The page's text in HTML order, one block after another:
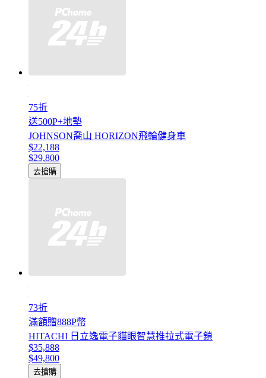
75折
送500P+地墊
JOHNSON喬山 HORIZON飛輪健身車
$22,188
$29,800
去搶購
73折
滿額贈888P幣
HITACHI 日立逸電子貓眼智慧推拉式電子鎖
$35,888
$49,800
去搶購